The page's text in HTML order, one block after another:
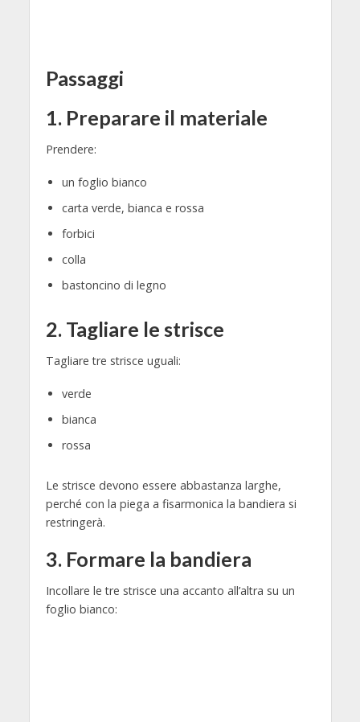
Passaggi
1. Preparare il materiale
Prendere:
un foglio bianco
carta verde, bianca e rossa
forbici
colla
bastoncino di legno
2. Tagliare le strisce
Tagliare tre strisce uguali:
verde
bianca
rossa
Le strisce devono essere abbastanza larghe,
perché con la piega a fisarmonica la bandiera si
restringerà.
3. Formare la bandiera
Incollare le tre strisce una accanto all’altra su un
foglio bianco: